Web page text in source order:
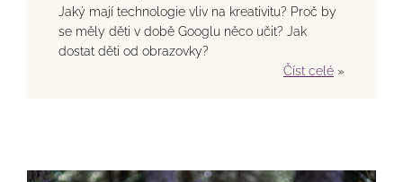
Jaký mají technologie vliv na kreativitu? Proč by
se měly děti v době Googlu něco učit? Jak
dostat děti od obrazovky?
Číst celé »